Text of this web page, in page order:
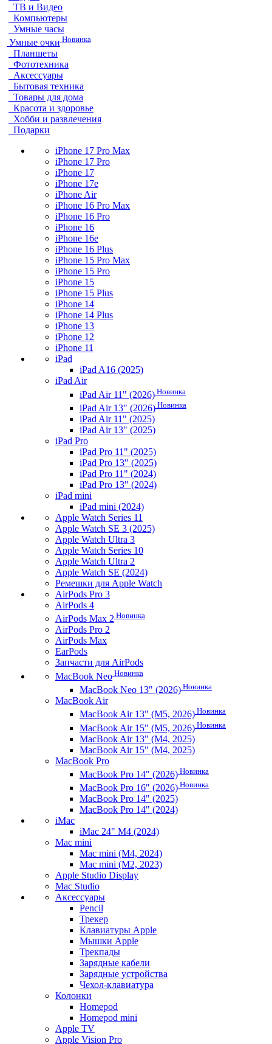
ТВ и Видео
Компьютеры
Умные часы
Умные очки Новинка
Планшеты
Фототехника
Аксессуары
Бытовая техника
Товары для дома
Красота и здоровье
Хобби и развлечения
Подарки
iPhone 17 Pro Max
iPhone 17 Pro
iPhone 17
iPhone 17e
iPhone Air
iPhone 16 Pro Max
iPhone 16 Pro
iPhone 16
iPhone 16e
iPhone 16 Plus
iPhone 15 Pro Max
iPhone 15 Pro
iPhone 15
iPhone 15 Plus
iPhone 14
iPhone 14 Plus
iPhone 13
iPhone 12
iPhone 11
iPad
iPad A16 (2025)
iPad Air
iPad Air 11" (2026) Новинка
iPad Air 13" (2026) Новинка
iPad Air 11" (2025)
iPad Air 13" (2025)
iPad Pro
iPad Pro 11" (2025)
iPad Pro 13" (2025)
iPad Pro 11" (2024)
iPad Pro 13" (2024)
iPad mini
iPad mini (2024)
Apple Watch Series 11
Apple Watch SE 3 (2025)
Apple Watch Ultra 3
Apple Watch Series 10
Apple Watch Ultra 2
Apple Watch SE (2024)
Ремешки для Apple Watch
AirPods Pro 3
AirPods 4
AirPods Max 2 Новинка
AirPods Pro 2
AirPods Max
EarPods
Запчасти для AirPods
MacBook Neo Новинка
MacBook Neo 13" (2026) Новинка
MacBook Air
MacBook Air 13" (M5, 2026) Новинка
MacBook Air 15" (M5, 2026) Новинка
MacBook Air 13" (M4, 2025)
MacBook Air 15" (M4, 2025)
MacBook Pro
MacBook Pro 14" (2026) Новинка
MacBook Pro 16" (2026) Новинка
MacBook Pro 14" (2025)
MacBook Pro 14" (2024)
iMac
iMac 24" M4 (2024)
Mac mini
Mac mini (M4, 2024)
Mac mini (M2, 2023)
Apple Studio Display
Mac Studio
Аксессуары
Pencil
Трекер
Клавиатуры Apple
Мышки Apple
Трекпады
Зарядные кабели
Зарядные устройства
Чехол-клавиатура
Колонки
Homepod
Homepod mini
Apple TV
Apple Vision Pro